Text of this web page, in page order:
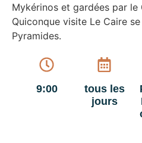
Mykérinos et gardées par le
Quiconque visite Le Caire
Pyramides.
9:00
tous les
jours